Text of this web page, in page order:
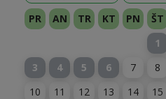
Sausis
Vasaris
Kovas
Balandis
Gegužė
Birželis
Liepa
Rugpjūtis
Rugsėjis
Spalis
Lapkritis
Gruodis
2026
2027
PR AN TR KT PN ŠT
1
3
4 5 6 7 8
10
11 12 13 14 15